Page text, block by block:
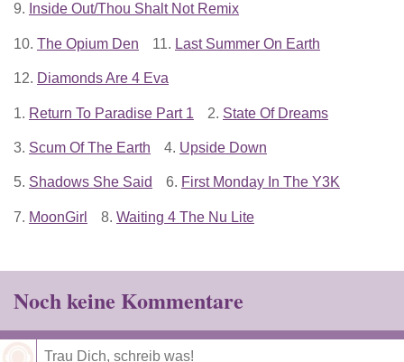
9. Inside Out/Thou Shalt Not Remix
10. The Opium Den 11. Last Summer On Earth
12. Diamonds Are 4 Eva
1. Return To Paradise Part 1 2. State Of Dreams
3. Scum Of The Earth 4. Upside Down
5. Shadows She Said 6. First Monday In The Y3K
7. MoonGirl 8. Waiting 4 The Nu Lite
Noch keine Kommentare